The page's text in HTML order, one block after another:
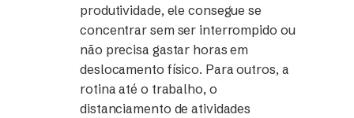
produtividade, ele consegue se
concentrar sem ser interrompido ou
não precisa gastar horas em
deslocamento físico. Para outros, a
rotina até o trabalho, o
distanciamento de atividades